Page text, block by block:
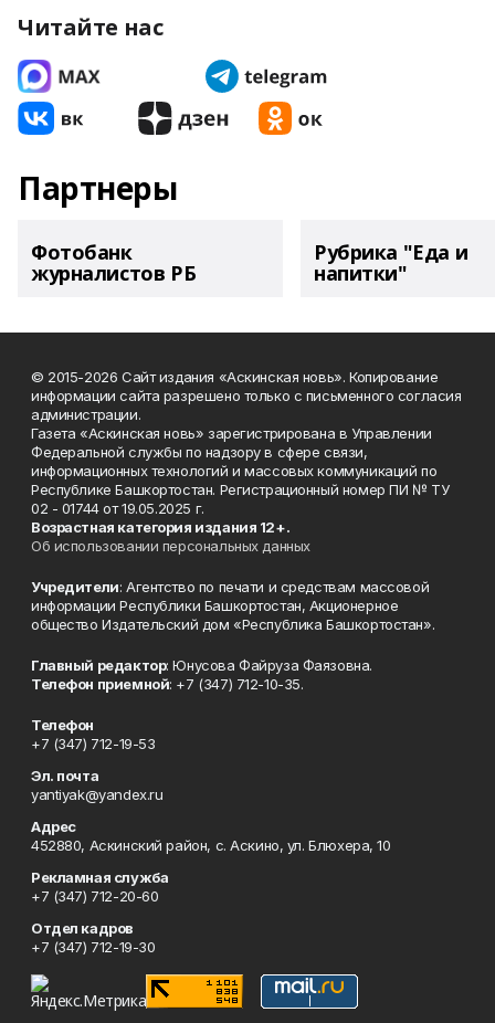
Читайте нас
Партнеры
Фотобанк
журналистов РБ
Рубрика "Еда и
напитки"
© 2015-2026 Сайт издания «Аскинская новь». Копирование
информации сайта разрешено только с письменного согласия
администрации.
Газета «Аскинская новь» зарегистрирована в Управлении
Федеральной службы по надзору в сфере связи,
информационных технологий и массовых коммуникаций по
Республике Башкортостан. Регистрационный номер ПИ № ТУ
02 - 01744 от 19.05.2025 г.
Возрастная категория издания 12+.
Об использовании персональных данных
Учредители: Агентство по печати и средствам массовой
информации Республики Башкортостан, Акционерное
общество Издательский дом «Республика Башкортостан».
Главный редактор: Юнусова Файруза Фаязовна.
Телефон приемной: +7 (347) 712-10-35.
Телефон
+7 (347) 712-19-53
Эл. почта
yantiyak@yandex.ru
Адрес
452880, Аскинский район, с. Аскино, ул. Блюхера, 10
Рекламная служба
+7 (347) 712-20-60
Отдел кадров
+7 (347) 712-19-30